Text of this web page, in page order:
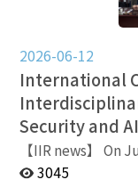
用西方理性化與
的歷史脈絡，理
人際網絡而形成穩定秩序。 本次講座
大陸研究中心與臺
中心表示，未來將
術研究與公共對話
－－－－－－－－－－－ 關注國關中心
息！ Facebook｜https://www.facebook.com/nccuiir
Instagram｜
2026-06-12
International
Security and
【IIR news】 On June 8, 2026 the Institute of
International
3045